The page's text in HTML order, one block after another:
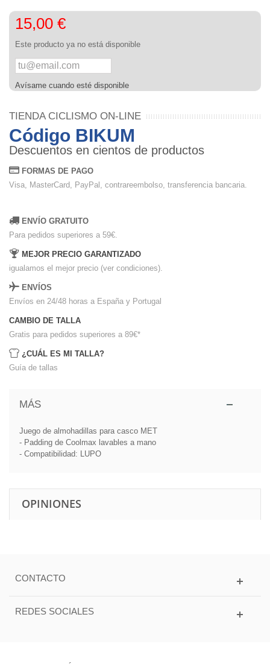
15,00 €
Este producto ya no está disponible
Avísame cuando esté disponible
TIENDA CICLISMO ON-LINE
Código BIKUM
Descuentos en cientos de productos
FORMAS DE PAGO
Visa, MasterCard, PayPal, contrareembolso, transferencia bancaria.
ENVÍO GRATUITO
Para pedidos superiores a 59€.
MEJOR PRECIO GARANTIZADO
igualamos el mejor precio (ver condiciones).
ENVÍOS
Envíos en 24/48 horas a España y Portugal
CAMBIO DE TALLA
Gratis para pedidos superiores a 89€*
¿CUÁL ES MI TALLA?
Guía de tallas
MÁS
Juego de almohadillas para casco MET
- Padding de Coolmax lavables a mano
- Compatibilidad: LUPO
OPINIONES
CONTACTO
REDES SOCIALES